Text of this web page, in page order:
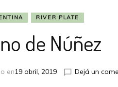
RIVER PLATE
de Núñez
en19 abril, 2019 Dejá un